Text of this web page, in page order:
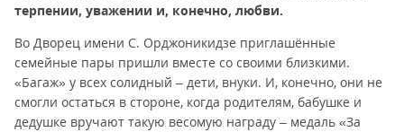
терпении, уважении и, конечно, любви.
Во Дворец имени С. Орджоникидзе приглашённые
семейные пары пришли вместе со своими близкими.
«Багаж» у всех солидный – дети, внуки. И, конечно, они не
смогли остаться в стороне, когда родителям, бабушке и
дедушке вручают такую весомую награду – медаль «За